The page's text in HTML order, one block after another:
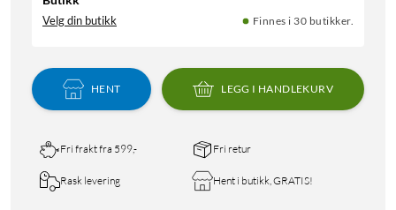
Velg din butikk Finnes i 30 butikker.
HENT LEGG I HANDLEKURV
Fri frakt fra 599,- Fri retur
Rask levering Hent i butikk, GRATIS!